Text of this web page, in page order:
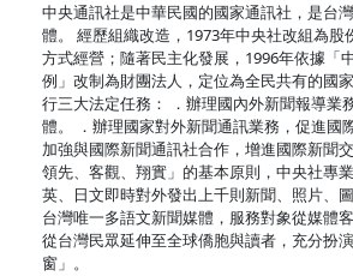
中央通訊社是中華民國的國家通訊社，是台
體。 經歷組織改造，1973年中央社改組為股
方式經營；隨著民主化發展，1996年依據「
例」改制為財團法人，定位為全民共有的國
行三大法定任務： ．辦理國內外新聞報導業
體。 ．辦理國家對外新聞通訊業務，促進國
加強與國際新聞通訊社合作，增進國際新聞交
領先、客觀、翔實」的基本原則，中央社專
英、日文即時對外發出上千則新聞、照片、
台灣唯一多語文新聞媒體，服務對象從媒體
從台灣民眾延伸至全球僑胞與讀者，充分扮
窗」。